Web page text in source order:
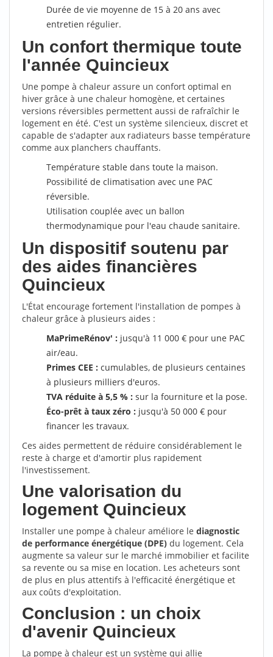
Durée de vie moyenne de 15 à 20 ans avec
entretien régulier.
Un confort thermique toute
l'année Quincieux
Une pompe à chaleur assure un confort optimal en
hiver grâce à une chaleur homogène, et certaines
versions réversibles permettent aussi de rafraîchir le
logement en été. C'est un système silencieux, discret et
capable de s'adapter aux radiateurs basse température
comme aux planchers chauffants.
Température stable dans toute la maison.
Possibilité de climatisation avec une PAC
réversible.
Utilisation couplée avec un ballon
thermodynamique pour l'eau chaude sanitaire.
Un dispositif soutenu par
des aides financières
Quincieux
L'État encourage fortement l'installation de pompes à
chaleur grâce à plusieurs aides :
MaPrimeRénov' : jusqu'à 11 000 € pour une PAC
air/eau.
Primes CEE : cumulables, de plusieurs centaines
à plusieurs milliers d'euros.
TVA réduite à 5,5 % : sur la fourniture et la pose.
Éco-prêt à taux zéro : jusqu'à 50 000 € pour
financer les travaux.
Ces aides permettent de réduire considérablement le
reste à charge et d'amortir plus rapidement
l'investissement.
Une valorisation du
logement Quincieux
Installer une pompe à chaleur améliore le diagnostic
de performance énergétique (DPE) du logement. Cela
augmente sa valeur sur le marché immobilier et facilite
sa revente ou sa mise en location. Les acheteurs sont
de plus en plus attentifs à l'efficacité énergétique et
aux coûts d'exploitation.
Conclusion : un choix
d'avenir Quincieux
La pompe à chaleur est un système qui allie